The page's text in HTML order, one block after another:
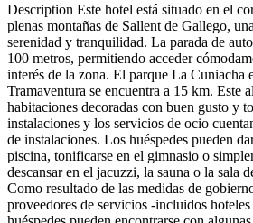
Description Este hotel está situado en el
plenas montañas de Sallent de Gallego,
serenidad y tranquilidad. La parada de
100 metros, permitiendo acceder
interés de la zona. El parque La Cuniacha
Tramaventura se encuentra a 15 km. Este
habitaciones decoradas con buen gusto y
instalaciones y los servicios de ocio
de instalaciones. Los huéspedes pueden
piscina, tonificarse en el gimnasio o
descansar en el jacuzzi, la sauna o la sala
Como resultado de las medidas de
proveedores de servicios -incluidos